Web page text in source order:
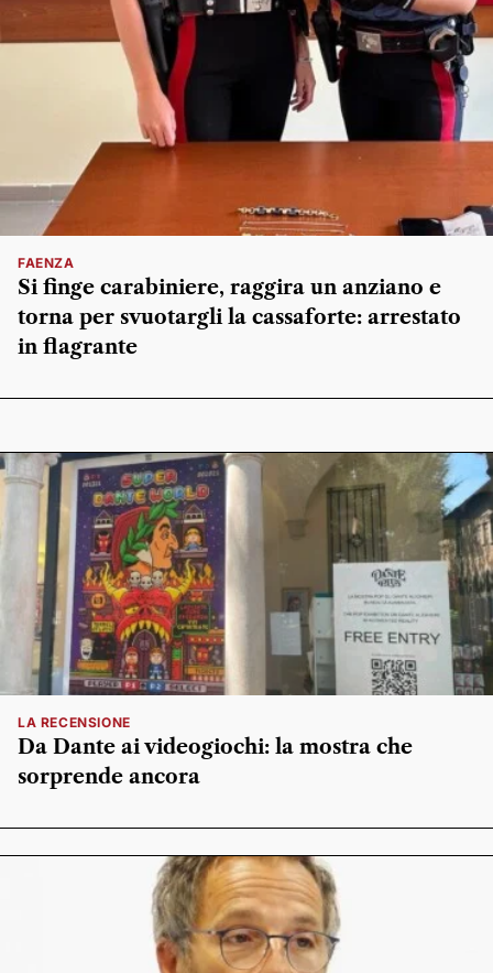
FAENZA
Si finge carabiniere, raggira un anziano e
torna per svuotargli la cassaforte: arrestato
in flagrante
LA RECENSIONE
Da Dante ai videogiochi: la mostra che
sorprende ancora